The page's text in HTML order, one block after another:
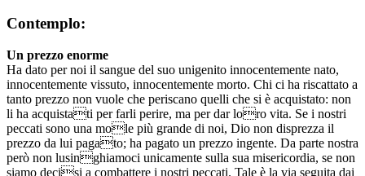
Contemplo:
Un prezzo enorme
Ha dato per noi il sangue del suo unigenito innocentemente nato,
innocentemente vissuto, innocentemente morto. Chi ci ha riscattato a
tanto prezzo non vuole che periscano quelli che si è acquistato: non
li ha acquistati per farli perire, ma per dar loro vita. Se i nostri
peccati sono una mole più grande di noi, Dio non disprezza il
prezzo da lui pagato; ha pagato un prezzo ingente. Da parte nostra
però non lusinghiamoci unicamente sulla sua misericordia, se non
siamo decisi a combattere i nostri peccati. Tale è la via seguita dai